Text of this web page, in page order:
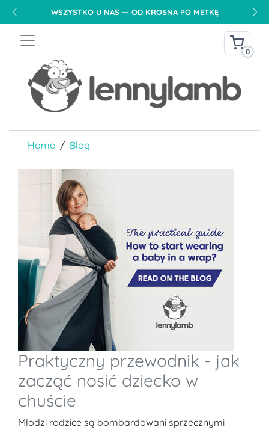
WSZYSTKO U NAS — OD KROSNA PO METKĘ
0
Home Blog
Praktyczny przewodnik - jak
zacząć nosić dziecko w
chuście
Młodzi rodzice są bombardowani sprzecznymi